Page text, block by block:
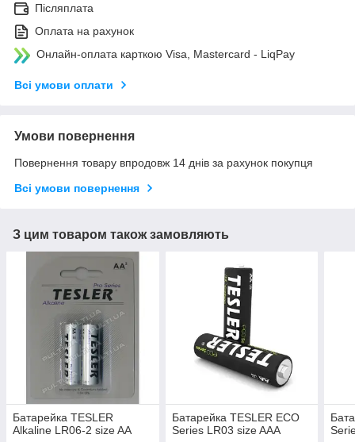
Післяплата
Оплата на рахунок
Онлайн-оплата карткою Visa, Mastercard - LiqPay
Всі умови оплати
Умови повернення
Повернення товару впродовж 14 днів за рахунок покупця
Всі умови повернення
З цим товаром також замовляють
Батарейка TESLER
Alkaline LR06-2 size AA
Батарейка TESLER ECO
Series LR03 size AAA